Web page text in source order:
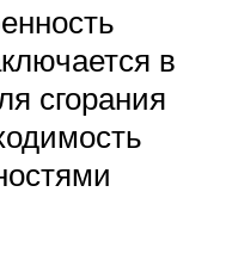
в
сгорания